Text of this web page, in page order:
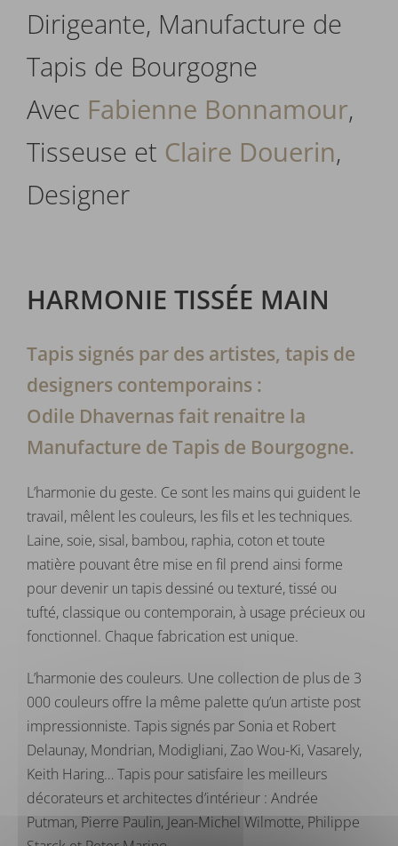
Dirigeante, Manufacture de
Tapis de Bourgogne
Avec Fabienne Bonnamour,
Tisseuse et Claire Douerin,
Designer
HARMONIE TISSÉE MAIN
Tapis signés par des artistes, tapis de
designers contemporains :
​Odile Dhavernas fait renaitre la
Manufacture de Tapis de Bourgogne.​
L’harmonie du geste. Ce sont les mains qui guident le
travail, mêlent les couleurs, les fils et les techniques.
Laine, soie, sisal, bambou, raphia, coton et toute
matière pouvant être mise en fil prend ainsi forme
pour devenir un tapis dessiné ou texturé, tissé ou
tufté, classique ou contemporain, à usage précieux ou
fonctionnel. Chaque fabrication est unique.
L’harmonie des couleurs. Une collection de plus de 3
000 couleurs offre la même palette qu’un artiste post
impressionniste. Tapis signés par Sonia et Robert
Delaunay, Mondrian, Modigliani, Zao Wou-Ki, Vasarely,
Keith Haring… Tapis pour satisfaire les meilleurs
décorateurs et architectes d’intérieur : Andrée
Putman, Pierre Paulin, Jean-Michel Wilmotte, Philippe